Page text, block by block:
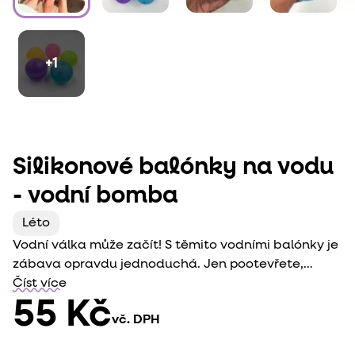
+1
Silikonové balónky na vodu
- vodní bomba
Léto
Vodní válka může začít! S těmito vodními balónky je
zábava opravdu jednoduchá. Jen pootevřete,
ponoříte do vody, koule se poté sama zavře a máte
připravené vodní bomby.
Číst více
55 Kčvč. DPH